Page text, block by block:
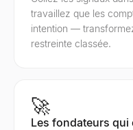
travaillez que les
intention —
restreinte classée.
🚀
Les fondateurs qui